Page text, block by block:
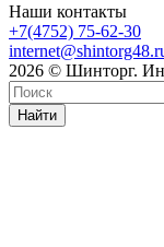
Наши контакты
+7(4752) 75-62-30
2026 © Шинторг.
Найти